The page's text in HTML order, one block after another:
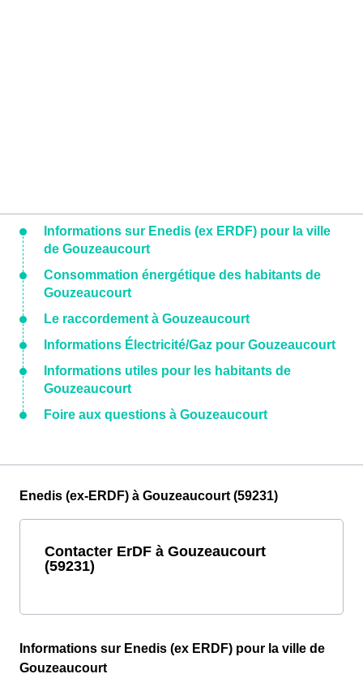
Informations sur Enedis (ex ERDF) pour la ville
de Gouzeaucourt
Consommation énergétique des habitants de
Gouzeaucourt
Le raccordement à Gouzeaucourt
Informations Électricité/Gaz pour Gouzeaucourt
Informations utiles pour les habitants de
Gouzeaucourt
Foire aux questions à Gouzeaucourt
Enedis (ex-ERDF) à Gouzeaucourt (59231)
Contacter ErDF à Gouzeaucourt
(59231)
Informations sur Enedis (ex ERDF) pour la ville de
Gouzeaucourt